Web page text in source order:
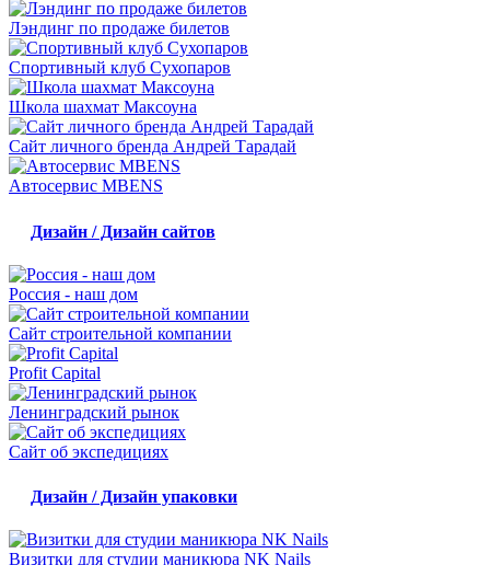
Лэндинг по продаже билетов
Спортивный клуб Сухопаров
Школа шахмат Максоуна
Сайт личного бренда Андрей Тарадай
Автосервис MBENS
Дизайн / Дизайн сайтов
Россия - наш дом
Сайт строительной компании
Profit Capital
Ленинградский рынок
Сайт об экспедициях
Дизайн / Дизайн упаковки
Визитки для студии маникюра NK Nails